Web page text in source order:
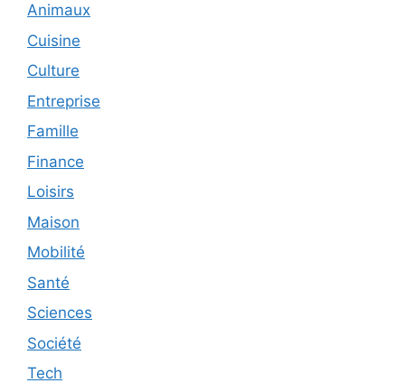
Animaux
Cuisine
Culture
Entreprise
Famille
Finance
Loisirs
Maison
Mobilité
Santé
Sciences
Société
Tech